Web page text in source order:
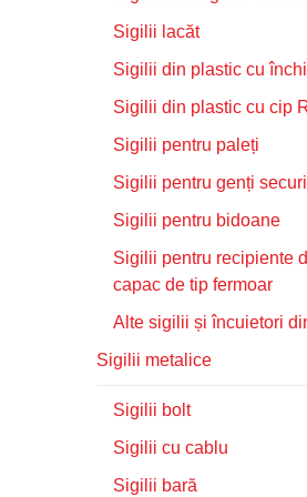
Sigilii lacăt
Sigilii din plastic cu
Sigilii din plastic cu cip
Sigilii pentru paleți
Sigilii pentru genți
Sigilii pentru bidoane
Sigilii pentru recipiente
capac de tip fermoar
Alte sigilii și încuietori
Sigilii metalice
Sigilii bolt
Sigilii cu cablu
Sigilii bară